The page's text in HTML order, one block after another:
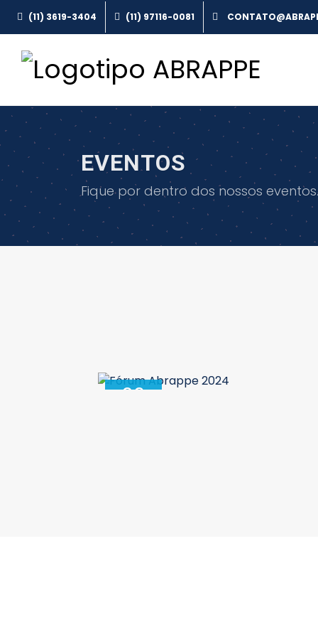
(11) 3619-3404 (11) 97116-0081
EVENTOS
Fique por dentro dos nossos eventos.
26